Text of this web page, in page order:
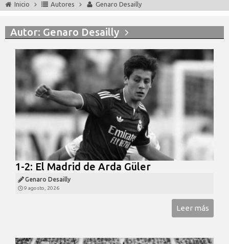
Inicio Autores Genaro Desailly
Autor: Genaro Desailly
1-2: El Madrid de Arda Güler
Genaro Desailly
9 agosto, 2026
Leer más